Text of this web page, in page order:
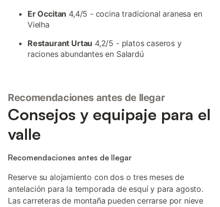
Er Occitan 4,4/5 - cocina tradicional aranesa en
Vielha
Restaurant Urtau 4,2/5 - platos caseros y
raciones abundantes en Salardú
Recomendaciones antes de llegar
Consejos y equipaje para el
valle
Recomendaciones antes de llegar
Reserve su alojamiento con dos o tres meses de
antelación para la temporada de esquí y para agosto.
Las carreteras de montaña pueden cerrarse por nieve